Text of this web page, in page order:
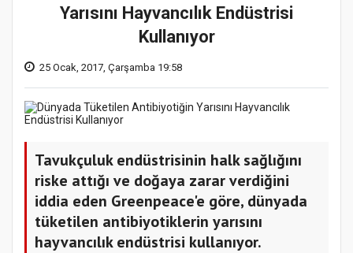
Yarısını Hayvancılık Endüstrisi
Kullanıyor
25 Ocak, 2017, Çarşamba 19:58
Tavukçuluk endüstrisinin halk sağlığını
riske attığı ve doğaya zarar verdiğini
iddia eden Greenpeace'e göre, dünyada
tüketilen antibiyotiklerin yarısını
hayvancılık endüstrisi kullanıyor.